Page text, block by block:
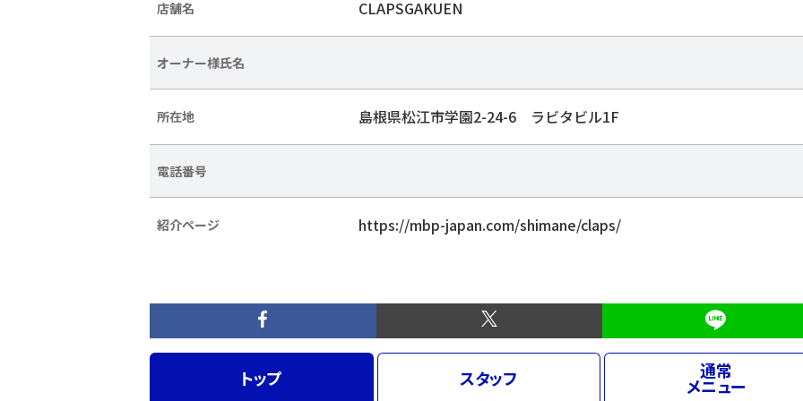
店舗名 CLAPSGAKUEN
オーナー様氏名
所在地 島根県松江市学園2-24-6 ラビタビル1F
電話番号
紹介ページ https://mbp-japan.com/shimane/claps/
トップ スタッフ 通常
メニュー